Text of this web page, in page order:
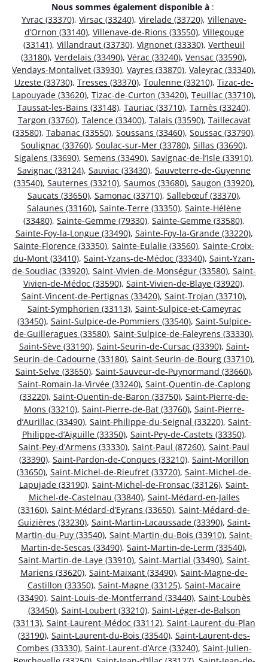
Nous sommes également disponible à :
Yvrac (33370), Virsac (33240), Virelade (33720), Villenave-
d’Ornon (33140), Villenave-de-Rions (33550), Villegouge
(33141), Villandraut (33730), Vignonet (33330), Vertheuil
(33180), Verdelais (33490), Vérac (33240), Vensac (33590),
Vendays-Montalivet (33930), Vayres (33870), Valeyrac (33340),
Uzeste (33730), Tresses (33370), Toulenne (33210), Tizac-de-
Lapouyade (33620), Tizac-de-Curton (33420), Teuillac (33710),
Taussat-les-Bains (33148), Tauriac (33710), Tarnès (33240),
Targon (33760), Talence (33400), Talais (33590), Taillecavat
(33580), Tabanac (33550), Soussans (33460), Soussac (33790),
Soulignac (33760), Soulac-sur-Mer (33780), Sillas (33690),
Sigalens (33690), Semens (33490), Savignac-de-l’Isle (33910),
Savignac (33124), Sauviac (33430), Sauveterre-de-Guyenne
(33540), Sauternes (33210), Saumos (33680), Saugon (33920),
Saucats (33650), Samonac (33710), Sallebœuf (33370),
Salaunes (33160), Sainte-Terre (33350), Sainte-Hélène
(33480), Sainte-Gemme (79330), Sainte-Gemme (33580),
Sainte-Foy-la-Longue (33490), Sainte-Foy-la-Grande (33220),
Sainte-Florence (33350), Sainte-Eulalie (33560), Sainte-Croix-
du-Mont (33410), Saint-Yzans-de-Médoc (33340), Saint-Yzan-
de-Soudiac (33920), Saint-Vivien-de-Monségur (33580), Saint-
Vivien-de-Médoc (33590), Saint-Vivien-de-Blaye (33920),
Saint-Vincent-de-Pertignas (33420), Saint-Trojan (33710),
Saint-Symphorien (33113), Saint-Sulpice-et-Cameyrac
(33450), Saint-Sulpice-de-Pommiers (33540), Saint-Sulpice-
de-Guilleragues (33580), Saint-Sulpice-de-Faleyrens (33330),
Saint-Sève (33190), Saint-Seurin-de-Cursac (33390), Saint-
Seurin-de-Cadourne (33180), Saint-Seurin-de-Bourg (33710),
Saint-Selve (33650), Saint-Sauveur-de-Puynormand (33660),
Saint-Romain-la-Virvée (33240), Saint-Quentin-de-Caplong
(33220), Saint-Quentin-de-Baron (33750), Saint-Pierre-de-
Mons (33210), Saint-Pierre-de-Bat (33760), Saint-Pierre-
d’Aurillac (33490), Saint-Philippe-du-Seignal (33220), Saint-
Philippe-d’Aiguille (33350), Saint-Pey-de-Castets (33350),
Saint-Pey-d’Armens (33330), Saint-Paul (87260), Saint-Paul
(33390), Saint-Pardon-de-Conques (33210), Saint-Morillon
(33650), Saint-Michel-de-Rieufret (33720), Saint-Michel-de-
Lapujade (33190), Saint-Michel-de-Fronsac (33126), Saint-
Michel-de-Castelnau (33840), Saint-Médard-en-Jalles
(33160), Saint-Médard-d’Eyrans (33650), Saint-Médard-de-
Guizières (33230), Saint-Martin-Lacaussade (33390), Saint-
Martin-du-Puy (33540), Saint-Martin-du-Bois (33910), Saint-
Martin-de-Sescas (33490), Saint-Martin-de-Lerm (33540),
Saint-Martin-de-Laye (33910), Saint-Martial (33490), Saint-
Mariens (33620), Saint-Maixant (33490), Saint-Magne-de-
Castillon (33350), Saint-Magne (33125), Saint-Macaire
(33490), Saint-Louis-de-Montferrand (33440), Saint-Loubès
(33450), Saint-Loubert (33210), Saint-Léger-de-Balson
(33113), Saint-Laurent-Médoc (33112), Saint-Laurent-du-Plan
(33190), Saint-Laurent-du-Bois (33540), Saint-Laurent-des-
Combes (33330), Saint-Laurent-d’Arce (33240), Saint-Julien-